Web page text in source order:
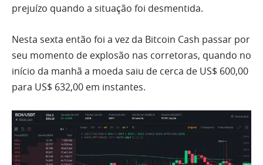
prejuízo quando a situação foi desmentida.
Nesta sexta então foi a vez da Bitcoin Cash passar por
seu momento de explosão nas corretoras, quando no
início da manhã a moeda saiu de cerca de US$ 600,00
para US$ 632,00 em instantes.